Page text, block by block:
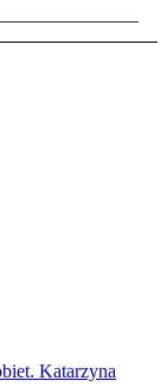
Katarzyna